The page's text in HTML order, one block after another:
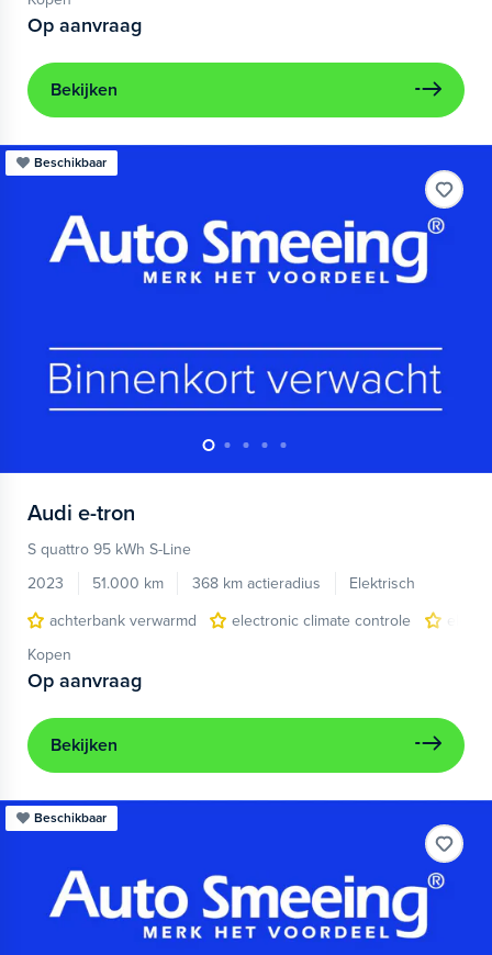
Op aanvraag
Bekijken
Beschikbaar
Audi e-tron
S quattro 95 kWh S-Line
2023
51.000 km 368 km actieradius
Elektrisch
achterbank verwarmd
electronic climate controle
Kopen
Op aanvraag
Bekijken
Beschikbaar